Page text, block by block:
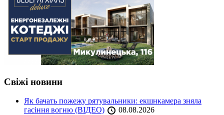
Свіжі новини
Як бачать пожежу рятувальники: екшнкамера зняла
гасіння вогню (ВІДЕО)
08.08.2026